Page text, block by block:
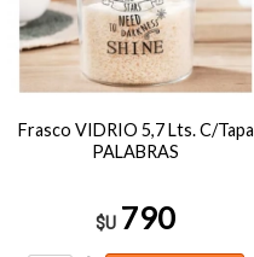
Frasco VIDRIO 5,7 Lts. C/Tapa
PALABRAS
$U 790